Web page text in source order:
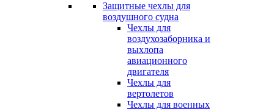
Защитные чехлы для
воздушного судна
Чехлы для
воздухозаборника и
выхлопа
авиационного
двигателя
Чехлы для
вертолетов
Чехлы для военных